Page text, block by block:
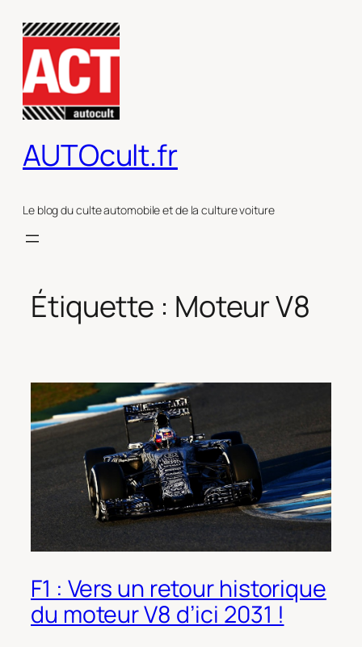
contenu
AUTOcult.fr
Le blog du culte automobile et de la culture voiture
Étiquette : Moteur V8
F1 : Vers un retour historique
du moteur V8 d’ici 2031 !